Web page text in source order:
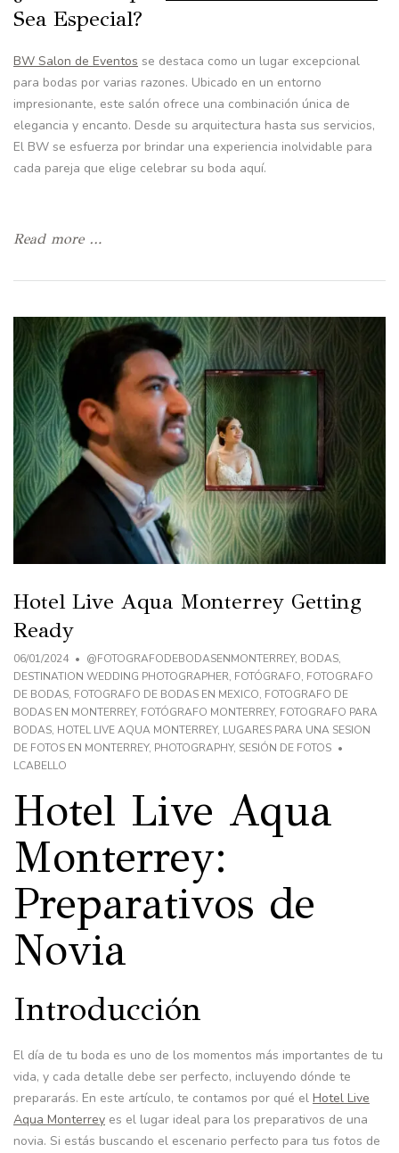
Sea Especial?
BW Salon de Eventos se destaca como un lugar excepcional
para bodas por varias razones. Ubicado en un entorno
impresionante, este salón ofrece una combinación única de
elegancia y encanto. Desde su arquitectura hasta sus servicios,
El BW se esfuerza por brindar una experiencia inolvidable para
cada pareja que elige celebrar su boda aquí.
Read more …
Hotel Live Aqua Monterrey Getting
Ready
06/01/2024 @FOTOGRAFODEBODASENMONTERREY, BODAS,
DESTINATION WEDDING PHOTOGRAPHER, FOTÓGRAFO, FOTOGRAFO
DE BODAS, FOTOGRAFO DE BODAS EN MEXICO, FOTOGRAFO DE
BODAS EN MONTERREY, FOTÓGRAFO MONTERREY, FOTOGRAFO PARA
BODAS, HOTEL LIVE AQUA MONTERREY, LUGARES PARA UNA SESION
DE FOTOS EN MONTERREY, PHOTOGRAPHY, SESIÓN DE FOTOS
LCABELLO
Hotel Live Aqua
Monterrey:
Preparativos de
Novia
Introducción
El día de tu boda es uno de los momentos más importantes de tu
vida, y cada detalle debe ser perfecto, incluyendo dónde te
prepararás. En este artículo, te contamos por qué el Hotel Live
Aqua Monterrey es el lugar ideal para los preparativos de una
novia. Si estás buscando el escenario perfecto para tus fotos de